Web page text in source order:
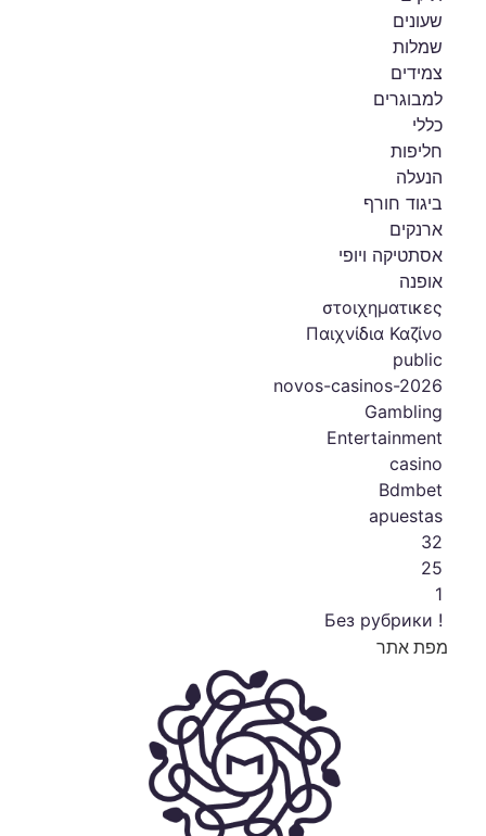
שעונים
שמלות
צמידים
למבוגרים
כללי
חליפות
הנעלה
ביגוד חורף
ארנקים
אסתטיקה ויופי
אופנה
στοιχηματικες
Παιχνίδια Καζίνο
public
novos-casinos-2026
Gambling
Entertainment
casino
Bdmbet
apuestas
32
25
1
! Без рубрики
מפת אתר